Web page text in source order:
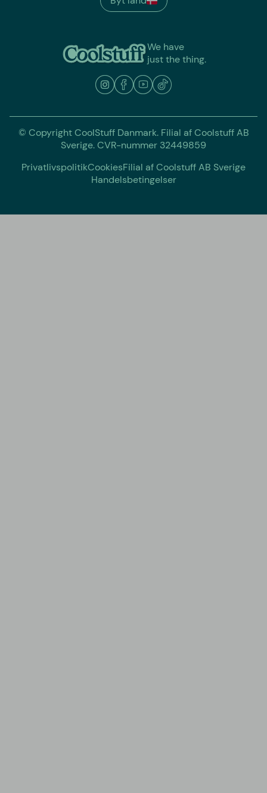
We have
just the thing.
© Copyright CoolStuff Danmark. Filial af Coolstuff AB
Sverige. CVR-nummer 32449859
PrivatlivspolitikCookiesFilial af Coolstuff AB Sverige
Handelsbetingelser